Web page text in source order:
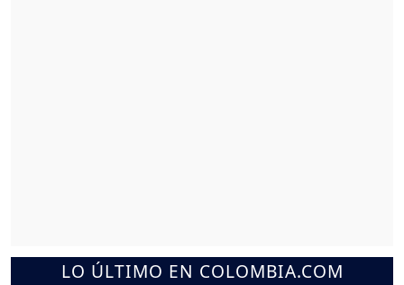
LO ÚLTIMO EN COLOMBIA.COM